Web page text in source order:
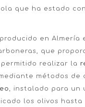
que ha estado
en Almería
que
realizar la
métodos
, instalado para un
los olivos